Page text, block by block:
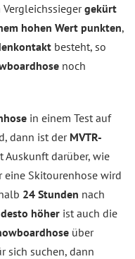
Vergleichssiegergekürt
hohen Wert punkten,
besteht, so
noch
in einem Test auf
dann ist derMVTR-
Auskunft darüber, wie
eine Skitourenhose wird
24 Stunden nach
desto höher ist auch die
über
sich suchen, dann